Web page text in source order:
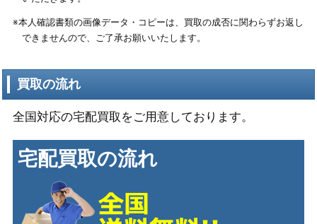
※本人確認書類の画像データ・コピーは、買取の成否に関わらずお返し
できませんので、ご了承お願いいたします。
買取の流れ
全国対応の宅配買取をご用意しております。
宅配買取の流れ